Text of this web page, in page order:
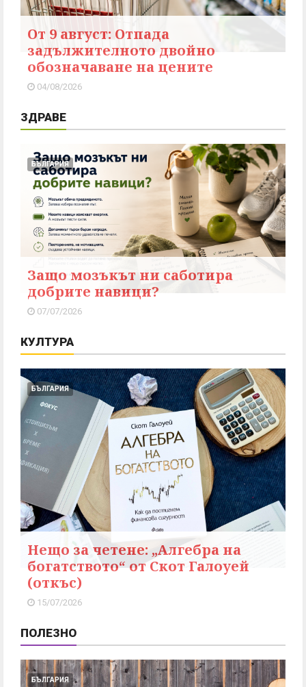
От 9 август: Отпада
задължителното двойно
обозначаване на цените
04/08/2026
ЗДРАВЕ
БЪЛГАРИЯ
Защо мозъкът ни саботира
добрите навици?
07/07/2026
КУЛТУРА
БЪЛГАРИЯ
Нещо за четене: „Алгебра на
богатството“ от Скот Галоуей
(откъс)
15/07/2026
ПОЛЕЗНО
БЪЛГАРИЯ